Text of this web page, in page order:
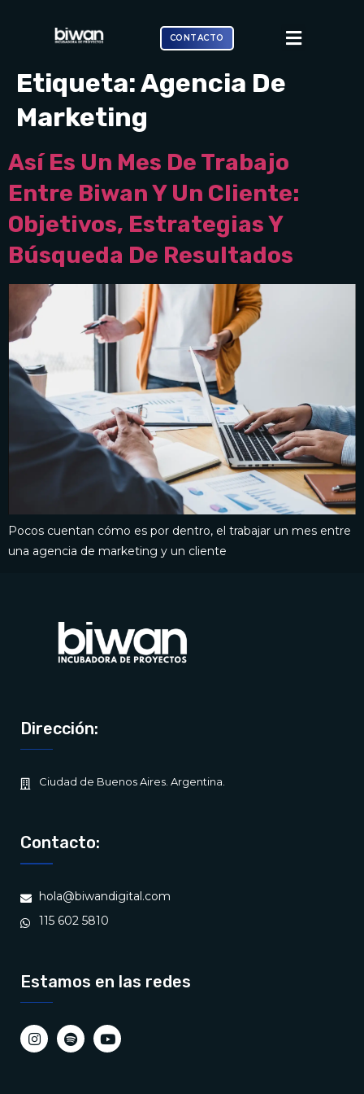
CONTACTO
Etiqueta:Agencia De
Marketing
Así Es Un Mes De Trabajo
Entre Biwan Y Un Cliente:
Objetivos, Estrategias Y
Búsqueda De Resultados
Pocos cuentan cómo es por dentro, el trabajar un mes entre
una agencia de marketing y un cliente
Dirección:
Ciudad de Buenos Aires. Argentina.
Contacto:
hola@biwandigital.com
115 602 5810
Estamos en las redes